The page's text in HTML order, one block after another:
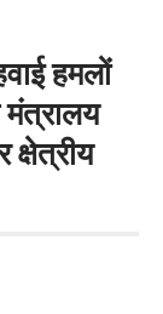
हमलों
मंत्रालय